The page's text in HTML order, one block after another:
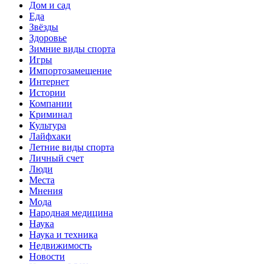
Дом и сад
Еда
Звёзды
Здоровье
Зимние виды спорта
Игры
Импортозамещение
Интернет
Истории
Компании
Криминал
Культура
Лайфхаки
Летние виды спорта
Личный счет
Люди
Места
Мнения
Мода
Народная медицина
Наука
Наука и техника
Недвижимость
Новости